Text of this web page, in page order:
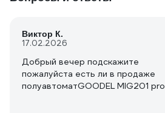
Виктор К.
17.02.2026
Добрый вечер подскажите
пожалуйста есть ли в продаже
полуавтоматGOODEL MIG201 pro